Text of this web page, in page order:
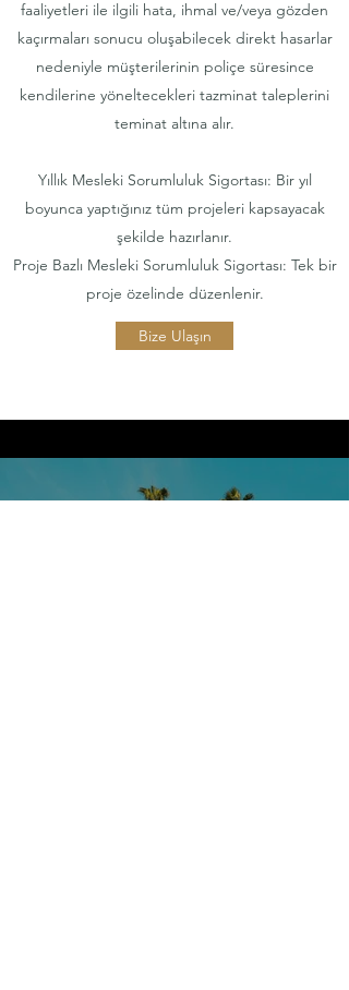
faaliyetleri ile ilgili hata, ihmal ve/veya gözden
kaçırmaları sonucu oluşabilecek direkt hasarlar
nedeniyle müşterilerinin poliçe süresince
kendilerine yöneltecekleri tazminat taleplerini
teminat altına alır.
Yıllık Mesleki Sorumluluk Sigortası: Bir yıl
boyunca yaptığınız tüm projeleri kapsayacak
şekilde hazırlanır.
Proje Bazlı Mesleki Sorumluluk Sigortası: Tek bir
proje özelinde düzenlenir.
Bize Ulaşın